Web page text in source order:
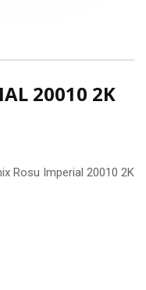
20010 2K
Rosu Imperial 20010 2K